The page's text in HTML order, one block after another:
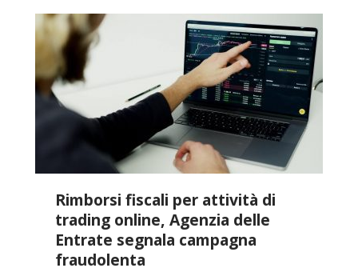
Rimborsi fiscali per attività di
trading online, Agenzia delle
Entrate segnala campagna
fraudolenta